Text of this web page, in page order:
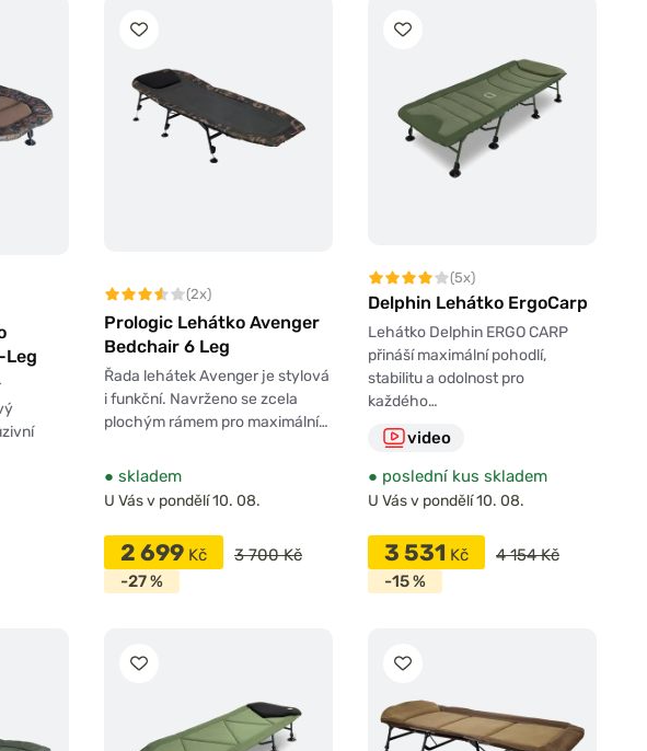
Leg
(2x)
Prologic Lehátko Avenger
Bedchair 6 Leg
Řada lehátek Avenger je stylová
i funkční. Navrženo se zcela
plochým rámem pro maximální…
● skladem
U Vás v pondělí 10. 08.
2 699 Kč
3 700 Kč
-27 %
(5x)
Delphin Lehátko ErgoCarp
Lehátko Delphin ERGO CARP
přináší maximální pohodlí,
stabilitu a odolnost pro
každého…
video
● poslední kus skladem
U Vás v pondělí 10. 08.
3 531 Kč
4 154 Kč
-15 %